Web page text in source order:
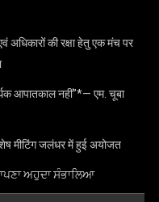
अधिकारों की रक्षा हेतु एक मंच पर
आपातकाल नहीं”*— एम. चूबा
मीटिंग जलंधर में हुई अयोजत
ਅਹੁਦਾ ਸੰਭਾਲਿਆ